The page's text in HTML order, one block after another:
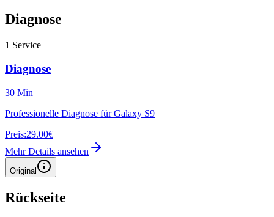
Diagnose
1 Service
Diagnose
30 Min
Professionelle Diagnose für Galaxy S9
Preis:29.00€
Mehr Details ansehen
Original
Rückseite